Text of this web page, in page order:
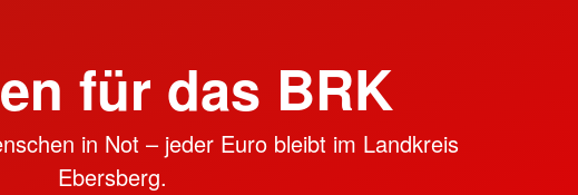
für das BRK
in Not – jeder Euro bleibt im Landkreis
Ebersberg.